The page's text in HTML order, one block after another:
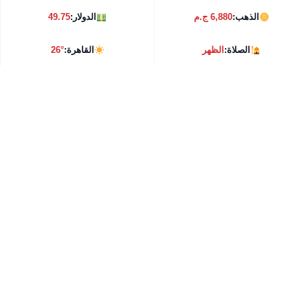
الذهب:6,880 ج.م الدولار:49.75
الصلاة:الظهر القاهرة:26°